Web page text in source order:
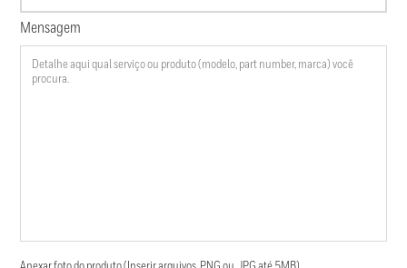
Mensagem